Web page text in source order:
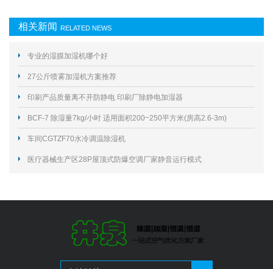
相关新闻 RELATED NEWS
专业的湿膜加湿机哪个好
27公斤喷雾加湿机方案推荐
印刷产品质量离不开防静电 印刷厂除静电加湿器
BCF-7 除湿量7kg/小时 适用面积200~250平方米(房高2.6-3m)
车间CGTZF70水冷调温除湿机
医疗器械生产区28P屋顶式防爆空调厂家静音运行模式